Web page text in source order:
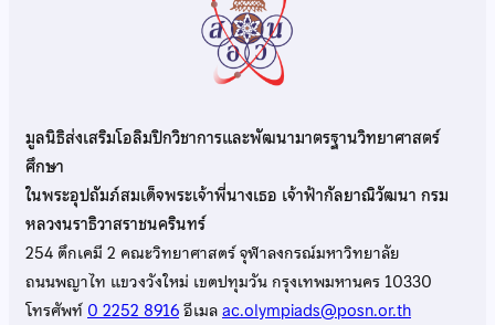
มูลนิธิส่งเสริมโอลิมปิกวิชาการและพัฒนามาตรฐานวิทยาศาสตร์
ศึกษา
ในพระอุปถัมภ์สมเด็จพระเจ้าพี่นางเธอ เจ้าฟ้ากัลยาณิวัฒนา กรม
หลวงนราธิวาสราชนครินทร์
254 ตึกเคมี 2 คณะวิทยาศาสตร์ จุฬาลงกรณ์มหาวิทยาลัย
ถนนพญาไท แขวงวังใหม่ เขตปทุมวัน กรุงเทพมหานคร 10330
โทรศัพท์0 2252 8916อีเมลac.olympiads@posn.or.th